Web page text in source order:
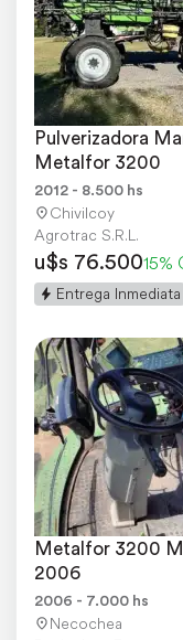
Pulverizadora
Metalfor 3200
2012 - 8.500 hs
Chivilcoy
Agrotrac S.R.L.
u$s 76.50015%
Entrega Inmediata
Metalfor 3200
2006
2006 - 7.000 hs
Necochea